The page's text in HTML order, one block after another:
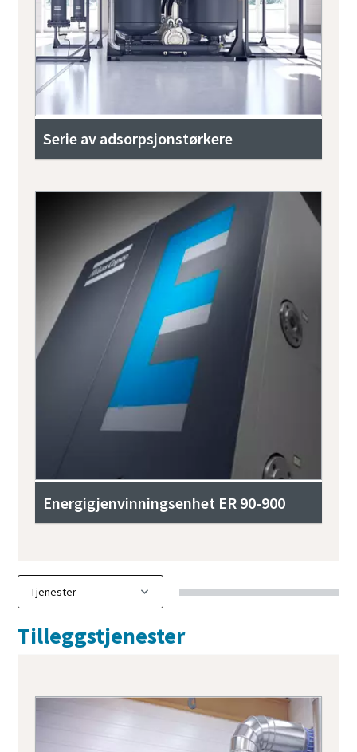
Serie av adsorpsjonstørkere
Energigjenvinningsenhet ER 90-900
Tilleggstjenester